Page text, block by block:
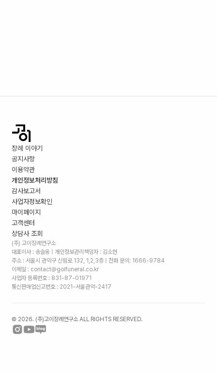
장례 이야기
공지사항
이용약관
개인정보처리방침
감사보고서
사업자정보확인
마이페이지
고객센터
상담사 조회
(주) 고이장례연구소
대표이사 : 송슬옹 | 개인정보관리책임자 : 김소현
주소 : 서울시 관악구 신림로 132, 1,2,3층 | 전화 문의: 1666-9784
이메일 : contact@goifuneral.co.kr
사업자 등록번호 : 831-87-01971
통신판매업신고번호 : 2021-서울관악-2417
© 2026. (주)고이장례연구소 ALL RIGHTS RESERVED.